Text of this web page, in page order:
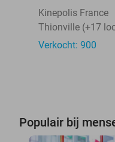
Kinepolis France
Thionville (+17
Verkocht: 900
Populair bij